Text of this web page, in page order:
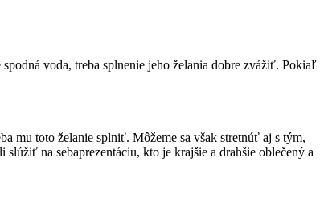
voda, treba splnenie jeho želania dobre zvážiť. Pokiaľ
mu toto želanie splniť. Môžeme sa však stretnúť aj s tým,
na sebaprezentáciu, kto je krajšie a drahšie oblečený a